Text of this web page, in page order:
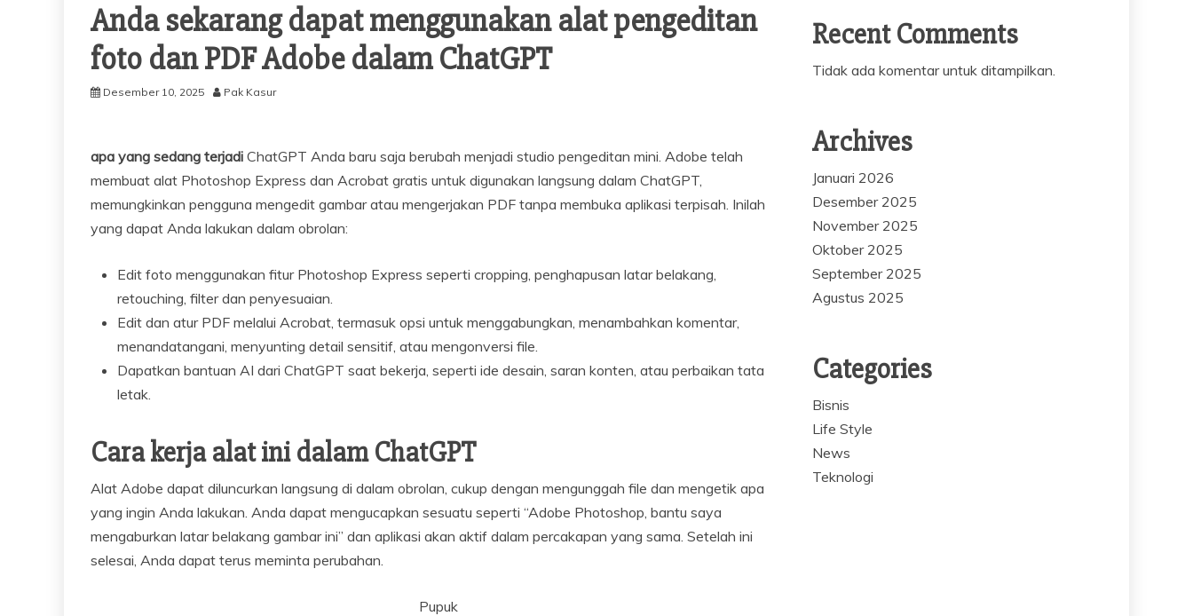
Anda sekarang dapat menggunakan alat pengeditan
foto dan PDF Adobe dalam ChatGPT
Desember 10, 2025 Pak Kasur
apa yang sedang terjadi ChatGPT Anda baru saja berubah menjadi studio pengeditan mini. Adobe telah
membuat alat Photoshop Express dan Acrobat gratis untuk digunakan langsung dalam ChatGPT,
memungkinkan pengguna mengedit gambar atau mengerjakan PDF tanpa membuka aplikasi terpisah. Inilah
yang dapat Anda lakukan dalam obrolan:
Edit foto menggunakan fitur Photoshop Express seperti cropping, penghapusan latar belakang,
retouching, filter dan penyesuaian.
Edit dan atur PDF melalui Acrobat, termasuk opsi untuk menggabungkan, menambahkan komentar,
menandatangani, menyunting detail sensitif, atau mengonversi file.
Dapatkan bantuan AI dari ChatGPT saat bekerja, seperti ide desain, saran konten, atau perbaikan tata
letak.
Cara kerja alat ini dalam ChatGPT
Alat Adobe dapat diluncurkan langsung di dalam obrolan, cukup dengan mengunggah file dan mengetik apa
yang ingin Anda lakukan. Anda dapat mengucapkan sesuatu seperti “Adobe Photoshop, bantu saya
mengaburkan latar belakang gambar ini” dan aplikasi akan aktif dalam percakapan yang sama. Setelah ini
selesai, Anda dapat terus meminta perubahan.
Pupuk
Recent Comments
Tidak ada komentar untuk ditampilkan.
Archives
Januari 2026
Desember 2025
November 2025
Oktober 2025
September 2025
Agustus 2025
Categories
Bisnis
Life Style
News
Teknologi